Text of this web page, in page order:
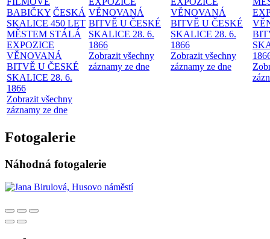
BABIČKY ČESKÁ
SKALICE 450 LET
MĚSTEM STÁLÁ
EXPOZICE
VĚNOVANÁ
BITVĚ U ČESKÉ
SKALICE 28. 6.
1866
Zobrazit všechny
záznamy ze dne
VĚNOVANÁ
BITVĚ U ČESKÉ
SKALICE 28. 6.
1866
Zobrazit všechny
záznamy ze dne
VĚNOVANÁ
BITVĚ U ČESKÉ
SKALICE 28. 6.
1866
Zobrazit všechny
záznamy ze dne
Fotogalerie
Náhodná fotogalerie